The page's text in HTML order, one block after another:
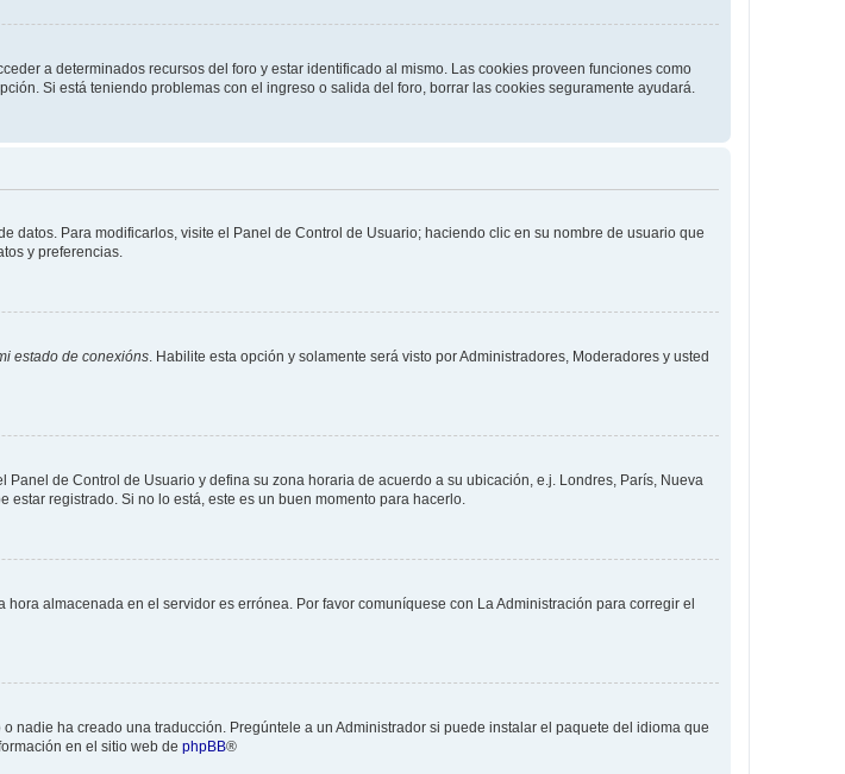
a determinados recursos del foro y estar identificado al mismo. Las cookies proveen funciones como
Si está teniendo problemas con el ingreso o salida del foro, borrar las cookies seguramente ayudará.
datos. Para modificarlos, visite el Panel de Control de Usuario; haciendo clic en su nombre de usuario que
y preferencias.
estado de conexións. Habilite esta opción y solamente será visto por Administradores, Moderadores y usted
de Control de Usuario y defina su zona horaria de acuerdo a su ubicación, e.j. Londres, París, Nueva
registrado. Si no lo está, este es un buen momento para hacerlo.
almacenada en el servidor es errónea. Por favor comuníquese con La Administración para corregir el
ha creado una traducción. Pregúntele a un Administrador si puede instalar el paquete del idioma que
en el sitio web de phpBB®